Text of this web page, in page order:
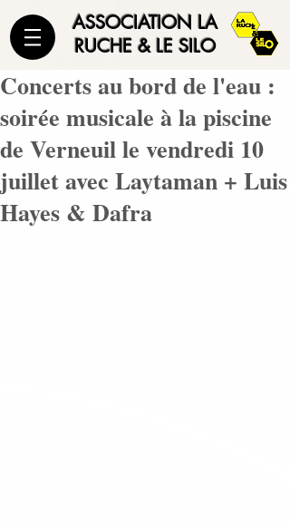
ASSOCIATION LA
RUCHE & LE SILO
Concerts au bord de l'eau :
soirée musicale à la piscine
de Verneuil le vendredi 10
juillet avec Laytaman + Luis
Hayes & Dafra